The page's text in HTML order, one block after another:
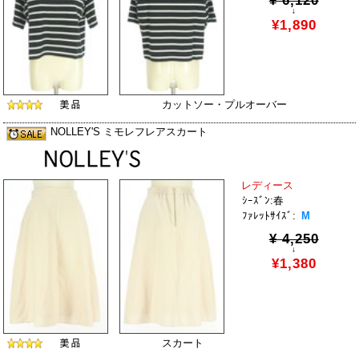
↓
¥1,890
カットソー・プルオーバー
NOLLEY'S ミモレフレアスカート
レディース
ｼｰｽﾞﾝ:春
ﾌｧﾚｯﾄｻｲｽﾞ: M
¥ 4,250
↓
¥1,380
スカート